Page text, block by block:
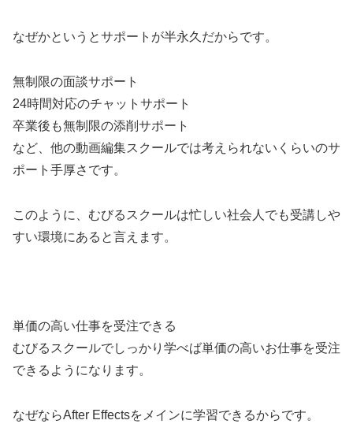
なぜかというとサポートが半永久だからです。
無制限の面談サポート
24時間対応のチャットサポート
卒業後も無制限の添削サポート
など、他の動画編集スクールでは考えられないくらいのサ
ポート手厚さです。
このように、むびるスクールは忙しい社会人でも受講しや
すい環境にあると言えます。
単価の高い仕事を受注できる
むびるスクールでしっかり学べば単価の高いお仕事を受注
できるようになります。
なぜならAfter Effectsをメインに学習できるからです。